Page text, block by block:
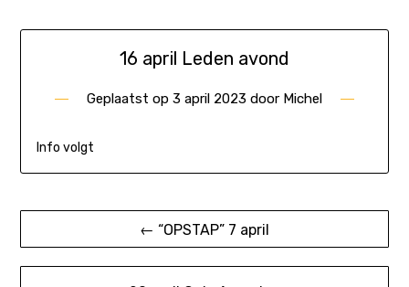
16 april Leden avond
Geplaatst op 3 april 2023 door Michel
Info volgt
Bericht
navigatie
← “OPSTAP” 7 april